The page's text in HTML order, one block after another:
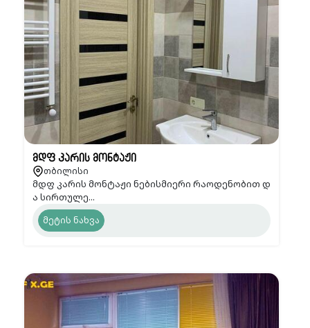
მდფ კარის მონტაჟი
თბილისი
მდფ კარის მონტაჟი ნებისმიერი რაოდენობით დ
ა სირთულე...
მეტის ნახვა